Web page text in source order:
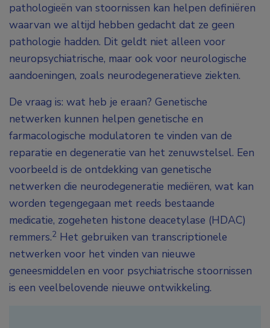
pathologieën van stoornissen kan helpen definiëren
waarvan we altijd hebben gedacht dat ze geen
pathologie hadden. Dit geldt niet alleen voor
neuropsychiatrische, maar ook voor neurologische
aandoeningen, zoals neurodegeneratieve ziekten.
De vraag is: wat heb je eraan? Genetische
netwerken kunnen helpen genetische en
farmacologische modulatoren te vinden van de
reparatie en degeneratie van het zenuwstelsel. Een
voorbeeld is de ontdekking van genetische
netwerken die neurodegeneratie mediëren, wat kan
worden tegengegaan met reeds bestaande
medicatie, zogeheten histone deacetylase (HDAC)
remmers.2 Het gebruiken van transcriptionele
netwerken voor het vinden van nieuwe
geneesmiddelen en voor psychiatrische stoornissen
is een veelbelovende nieuwe ontwikkeling.